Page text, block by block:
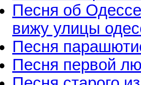
Песня об
вижу улицы
Песня
Песня первой